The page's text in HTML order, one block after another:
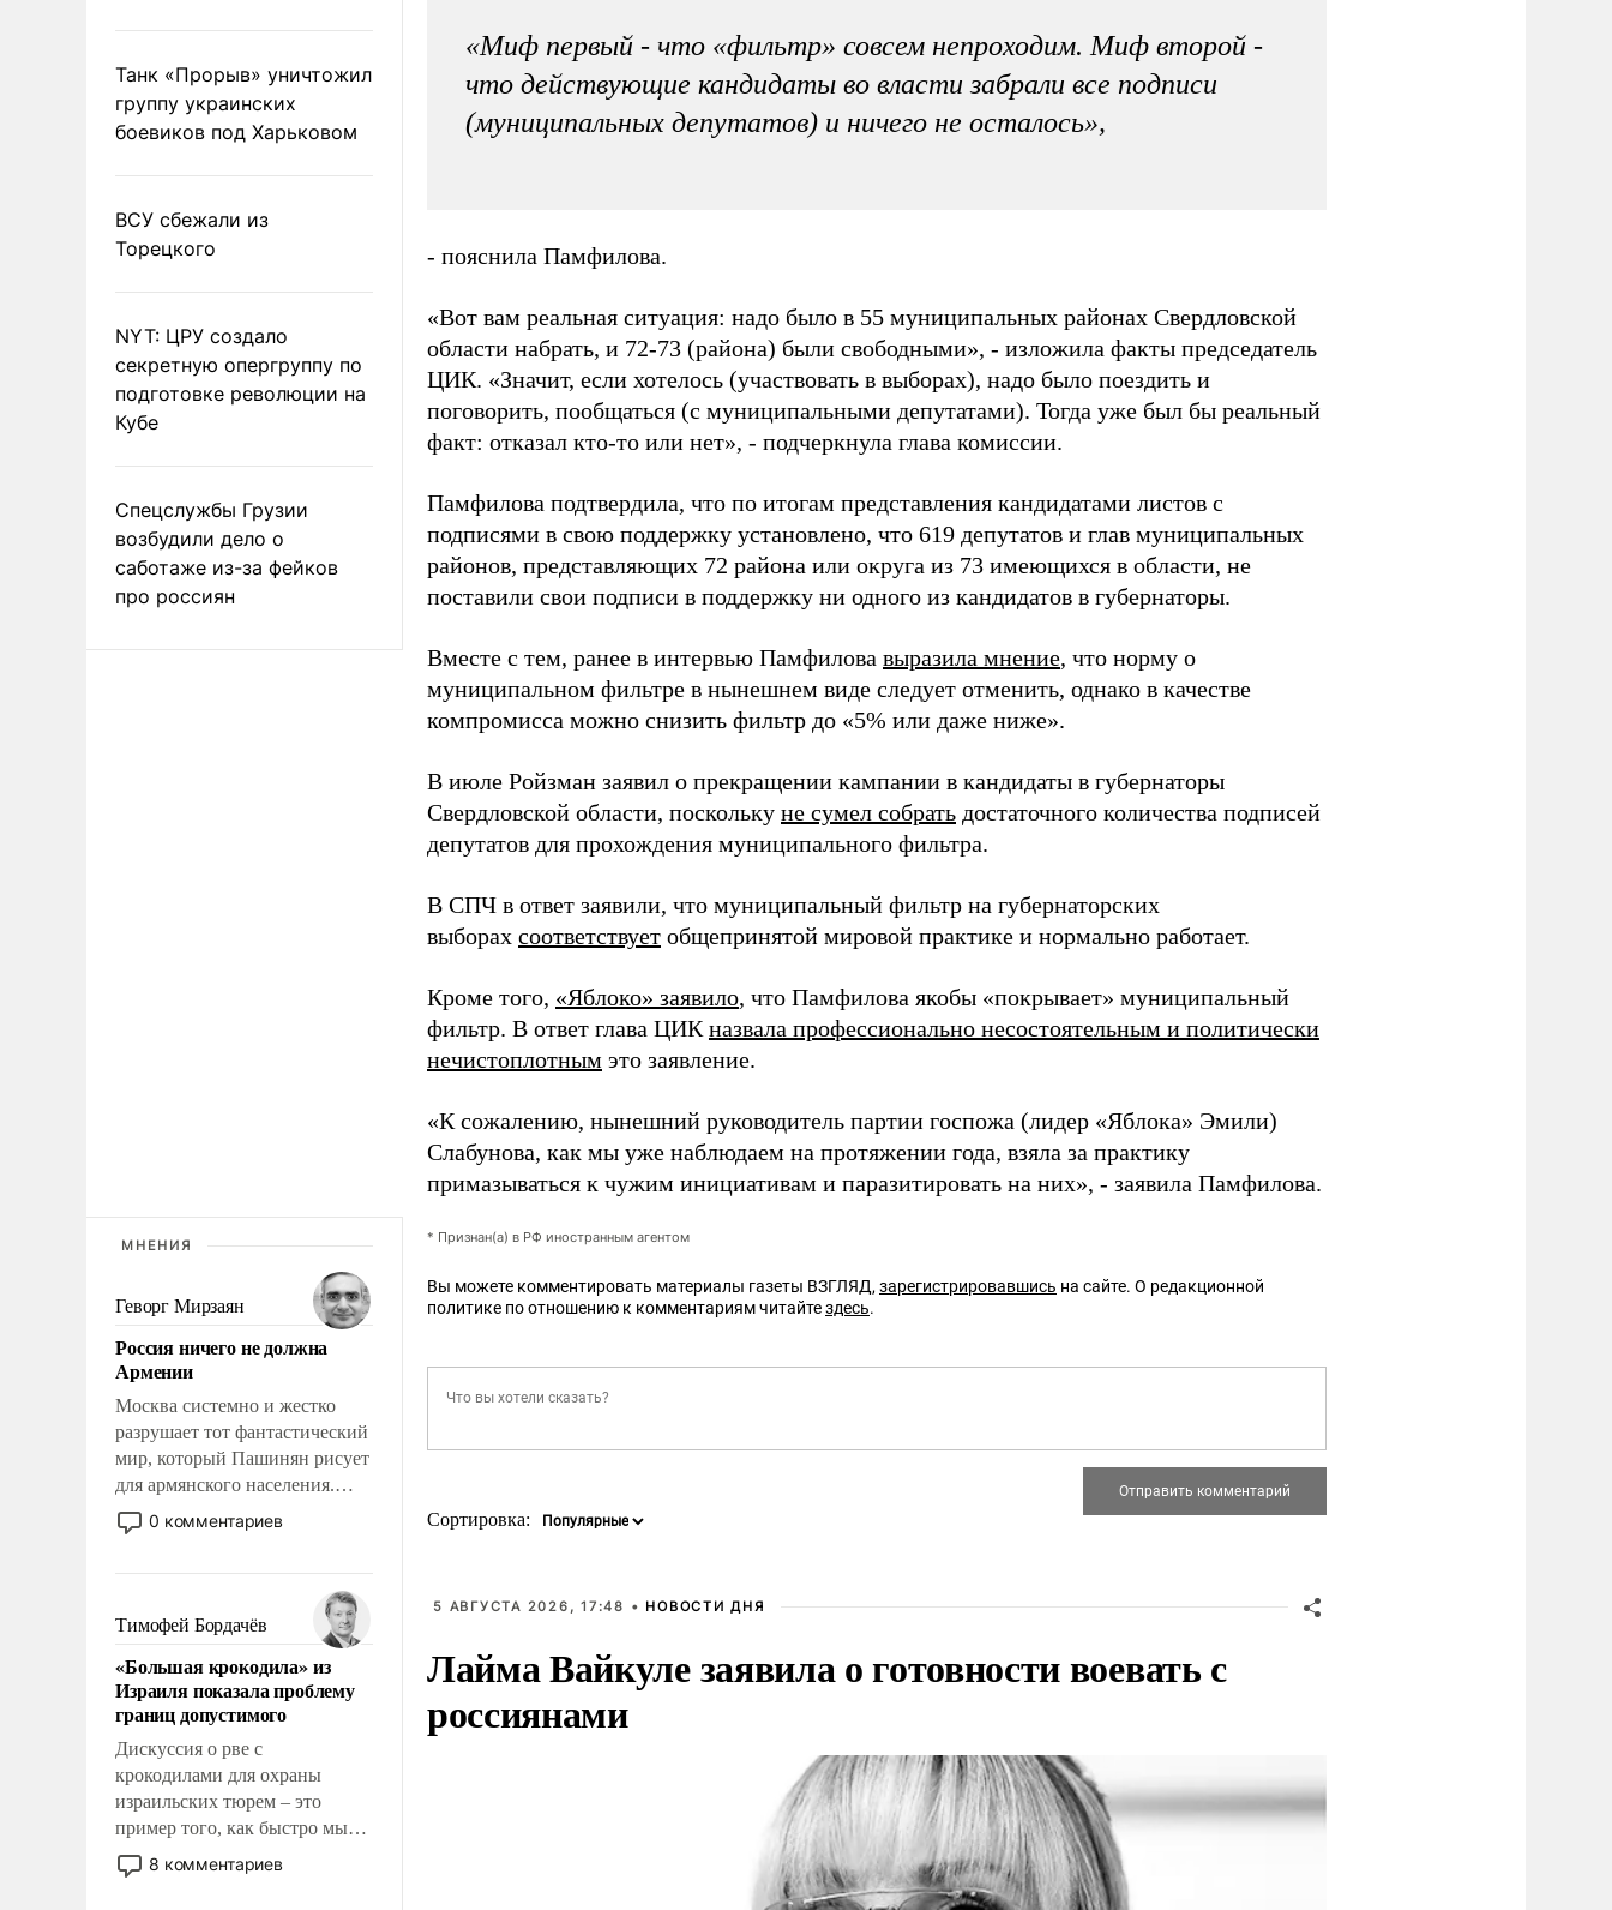
Танк «Прорыв» уничтожил
группу украинских
боевиков под Харьковом
ВСУ сбежали из
Торецкого
NYT: ЦРУ создало
секретную опергруппу по
подготовке революции на
Кубе
Спецслужбы Грузии
возбудили дело о
саботаже из-за фейков
про россиян
МНЕНИЯ
Геворг Мирзаян
Россия ничего не должна
Армении
Москва системно и жестко
разрушает тот фантастический
мир, который Пашинян рисует
для армянского населения.
Мир, где этому населению все
должны просто по
политические прожекты будут
беспрекословно оплачиваться
за счет российских
налогоплательщиков, и где за
свои поступки не нужно
отвечать.
0 комментариев
Тимофей Бордачёв
«Большая крокодила» из
Израиля показала проблему
границ допустимого
Дискуссия о рве с
крокодилами для охраны
израильских тюрем – это
пример того, как быстро мы
двигаемся по пути
революционных изменений.
8 комментариев
«Миф первый - что «фильтр» совсем непроходим. Миф второй -
что действующие кандидаты во власти забрали все подписи
(муниципальных депутатов) и ничего не осталось»,
- пояснила Памфилова.
«Вот вам реальная ситуация: надо было в 55 муниципальных районах Свердловской
области набрать, и 72-73 (района) были свободными», - изложила факты председатель
ЦИК. «Значит, если хотелось (участвовать в выборах), надо было поездить и
поговорить, пообщаться (с муниципальными депутатами). Тогда уже был бы реальный
факт: отказал кто-то или нет», - подчеркнула глава комиссии.
Памфилова подтвердила, что по итогам представления кандидатами листов с
подписями в свою поддержку установлено, что 619 депутатов и глав муниципальных
районов, представляющих 72 района или округа из 73 имеющихся в области, не
поставили свои подписи в поддержку ни одного из кандидатов в губернаторы.
Вместе с тем, ранее в интервью Памфилова выразила мнение, что норму о
муниципальном фильтре в нынешнем виде следует отменить, однако в качестве
компромисса можно снизить фильтр до «5% или даже ниже».
В июле Ройзман заявил о прекращении кампании в кандидаты в губернаторы
Свердловской области, поскольку не сумел собрать достаточного количества подписей
депутатов для прохождения муниципального фильтра.
В СПЧ в ответ заявили, что муниципальный фильтр на губернаторских
выборах соответствует общепринятой мировой практике и нормально работает.
Кроме того, «Яблоко» заявило, что Памфилова якобы «покрывает» муниципальный
фильтр. В ответ глава ЦИК назвала профессионально несостоятельным и политически
нечистоплотным это заявление.
«К сожалению, нынешний руководитель партии госпожа (лидер «Яблока» Эмили)
Слабунова, как мы уже наблюдаем на протяжении года, взяла за практику
примазываться к чужим инициативам и паразитировать на них», - заявила Памфилова.
* Признан(а) в РФ иностранным агентом
Вы можете комментировать материалы газеты ВЗГЛЯД, зарегистрировавшись на сайте. О редакционной
политике по отношению к комментариям читайтездесь.
Сортировка:
5 АВГУСТА 2026, 17:48 • НОВОСТИ ДНЯ
Лайма Вайкуле заявила о готовности воевать с
россиянами